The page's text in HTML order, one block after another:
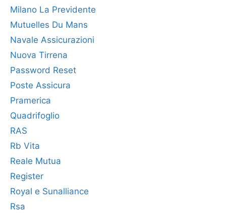
Milano La Previdente
Mutuelles Du Mans
Navale Assicurazioni
Nuova Tirrena
Password Reset
Poste Assicura
Pramerica
Quadrifoglio
RAS
Rb Vita
Reale Mutua
Register
Royal e Sunalliance
Rsa